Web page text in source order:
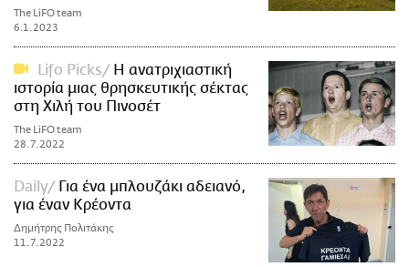
The LiFO team
6.1.2023
Lifo Picks
Η ανατριχιαστική
ιστορία μιας θρησκευτικής σέκτας
στη Χιλή του Πινοσέτ
The LiFO team
28.7.2022
Daily
Για ένα μπλουζάκι αδειανό,
για έναν Κρέοντα
Δημήτρης Πολιτάκης
11.7.2022